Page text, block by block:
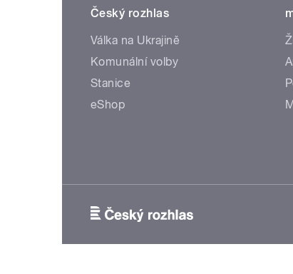
Český rozhlas
Válka na Ukrajině
Komunální volby
Stanice
eShop